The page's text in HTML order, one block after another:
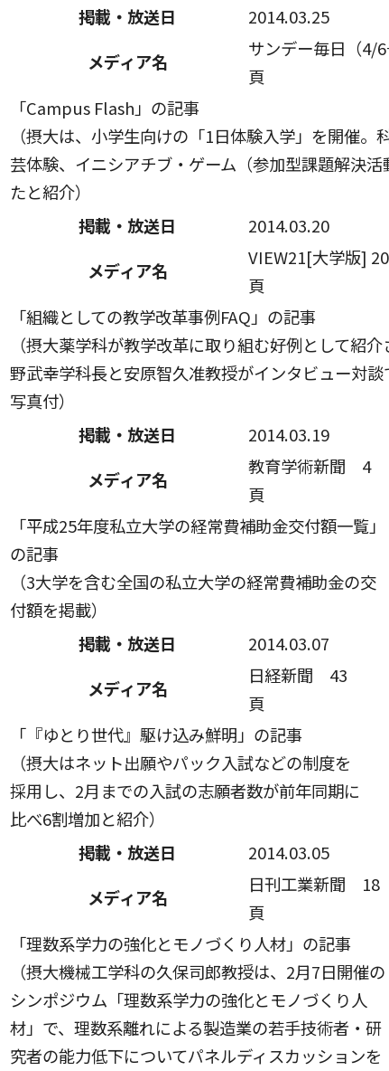
掲載・放送日
2014.03.25
メディア名
サンデー毎日（
頁
「Campus Flash」の記事
（摂大は、小学生向けの「1日体験入学」を開催。
芸体験、イニシアチブ・ゲーム（参加型課題解決活
たと紹介）
掲載・放送日
2014.03.20
メディア名
VIEW21[大学版]
頁
「組織としての教学改革事例FAQ」の記事
（摂大薬学科が教学改革に取り組む好例として紹
野武幸学科長と安原智久准教授がインタビュー対
写真付）
掲載・放送日
2014.03.19
メディア名
教育学術新聞 4
頁
「平成25年度私立大学の経常費補助金交付額一覧」
の記事
（3大学を含む全国の私立大学の経常費補助金の交
付額を掲載）
掲載・放送日
2014.03.07
メディア名
日経新聞 43
頁
「『ゆとり世代』駆け込み鮮明」の記事
（摂大はネット出願やパック入試などの制度を
採用し、2月までの入試の志願者数が前年同期に
比べ6割増加と紹介）
掲載・放送日
2014.03.05
メディア名
日刊工業新聞 18
頁
「理数系学力の強化とモノづくり人材」の記事
（摂大機械工学科の久保司郎教授は、2月7日開催の
シンポジウム「理数系学力の強化とモノづくり人
材」で、理数系離れによる製造業の若手技術者・研
究者の能力低下についてパネルディスカッションを